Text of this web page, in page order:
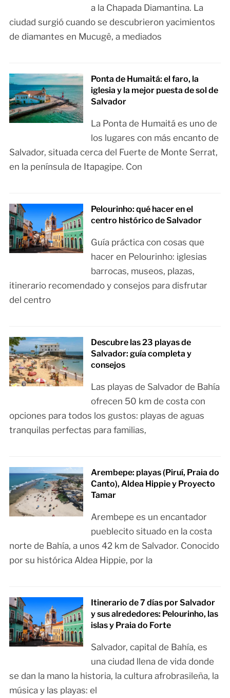
a la Chapada Diamantina. La
ciudad surgió cuando se descubrieron yacimientos
de diamantes en Mucugê, a mediados
Ponta de Humaitá: el faro, la
iglesia y la mejor puesta de sol de
Salvador
La Ponta de Humaitá es uno de
los lugares con más encanto de
Salvador, situada cerca del Fuerte de Monte Serrat,
en la península de Itapagipe. Con
Pelourinho: qué hacer en el
centro histórico de Salvador
Guía práctica con cosas que
hacer en Pelourinho: iglesias
barrocas, museos, plazas,
itinerario recomendado y consejos para disfrutar
del centro
Descubre las 23 playas de
Salvador: guía completa y
consejos
Las playas de Salvador de Bahía
ofrecen 50 km de costa con
opciones para todos los gustos: playas de aguas
tranquilas perfectas para familias,
Arembepe: playas (Piruí, Praia do
Canto), Aldea Hippie y Proyecto
Tamar
Arembepe es un encantador
pueblecito situado en la costa
norte de Bahía, a unos 42 km de Salvador. Conocido
por su histórica Aldea Hippie, por la
Itinerario de 7 días por Salvador
y sus alrededores: Pelourinho, las
islas y Praia do Forte
Salvador, capital de Bahía, es
una ciudad llena de vida donde
se dan la mano la historia, la cultura afrobrasileña, la
música y las playas: el